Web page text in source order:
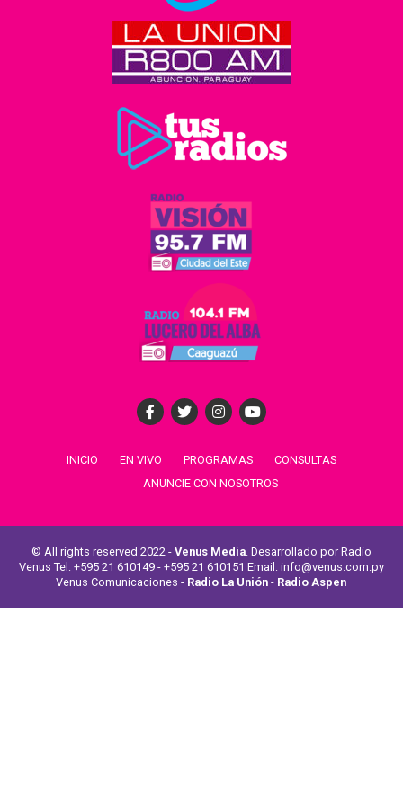
INICIO EN VIVO PROGRAMAS
CONSULTAS
ANUNCIE CON NOSOTROS
© All rights reserved 2022 - Venus Media. Desarrollado por Radio
Venus Tel: +595 21 610149 - +595 21 610151 Email: info@venus.com.py
Venus Comunicaciones - Radio La Unión - Radio Aspen